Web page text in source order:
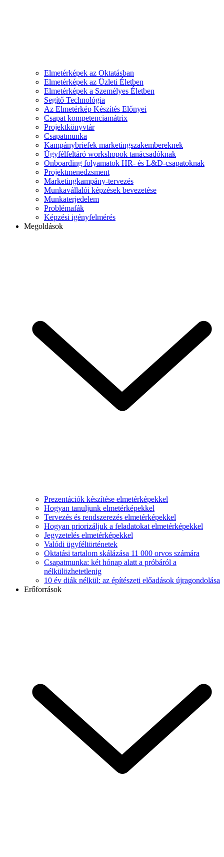
Elmetérképek az Oktatásban
Elmetérképek az Üzleti Életben
Elmetérképek a Személyes Életben
Segítő Technológia
Az Elmetérkép Készítés Előnyei
Csapat kompetenciamátrix
Projektkönyvtár
Csapatmunka
Kampánybriefek marketingszakembereknek
Ügyfélfeltáró workshopok tanácsadóknak
Onboarding folyamatok HR- és L&D-csapatoknak
Projektmenedzsment
Marketingkampány-tervezés
Munkavállalói képzések bevezetése
Munkaterjedelem
Problémafák
Képzési igényfelmérés
Megoldások
Prezentációk készítése elmetérképekkel
Hogyan tanuljunk elmetérképekkel
Tervezés és rendszerezés elmetérképekkel
Hogyan priorizáljuk a feladatokat elmetérképekkel
Jegyzetelés elmetérképekkel
Valódi ügyféltörténetek
Oktatási tartalom skálázása 11 000 orvos számára
Csapatmunka: két hónap alatt a próbáról a
nélkülözhetetlenig
10 év diák nélkül: az építészeti előadások újragondolása
Erőforrások